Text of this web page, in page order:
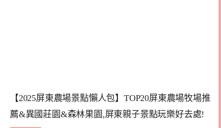
【2025屏東農場景點懶人包】TOP20屏東農場牧場推
薦&異國莊園&森林果園,屏東親子景點玩樂好去處!